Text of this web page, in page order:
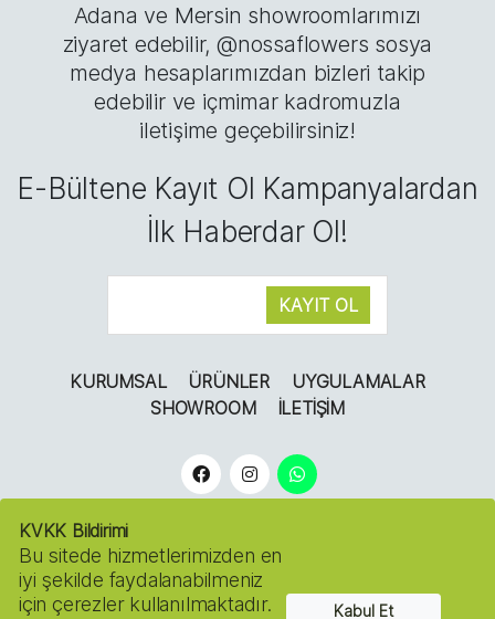
Adana ve Mersin showroomlarımızı
ziyaret edebilir, @nossaflowers sosya
medya hesaplarımızdan bizleri takip
edebilir ve içmimar kadromuzla
iletişime geçebilirsiniz!
E-Bültene Kayıt Ol Kampanyalardan
İlk Haberdar Ol!
KURUMSAL ÜRÜNLER
UYGULAMALAR
SHOWROOM
İLETIŞIM
KVKK Bildirimi
Bu sitede hizmetlerimizden en
iyi şekilde faydalanabilmeniz
için çerezler kullanılmaktadır.
Kabul Et